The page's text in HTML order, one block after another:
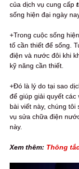
của dịch vụ cung cấp
sống hiện đại ngày
+Trong cuộc sống
tố cần thiết để sống.
điện và nước đôi khi
kỹ năng cần thiết.
+Đó là lý do tại sao
để giúp giải quyết
bài viết này, chúng
vụ sửa chữa điện
này.
Xem thêm: Thông